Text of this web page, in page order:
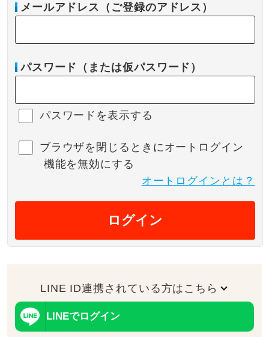
メールアドレス（ご登録のアドレス）
パスワード（または仮パスワード）
パスワードを表示する
ブラウザを閉じるときにオートログイン
機能を無効にする
オートログインとは？
ログイン
LINE ID連携されている方はこちら
LINEでログイン